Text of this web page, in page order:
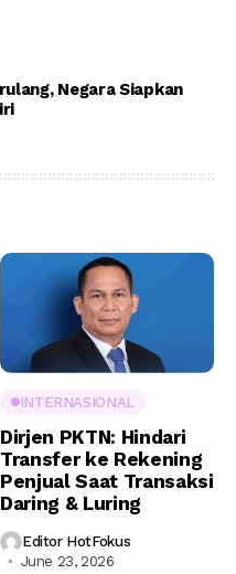
Negara Siapkan
INTERNASIONAL
Dirjen PKTN: Hindari
Transfer ke Rekening
Penjual Saat Transaksi
Daring & Luring
Editor HotFokus
June 23, 2026